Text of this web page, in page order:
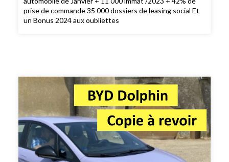
prise de commande 35 000 dossiers de leasing social Et
un Bonus 2024 aux oubliettes